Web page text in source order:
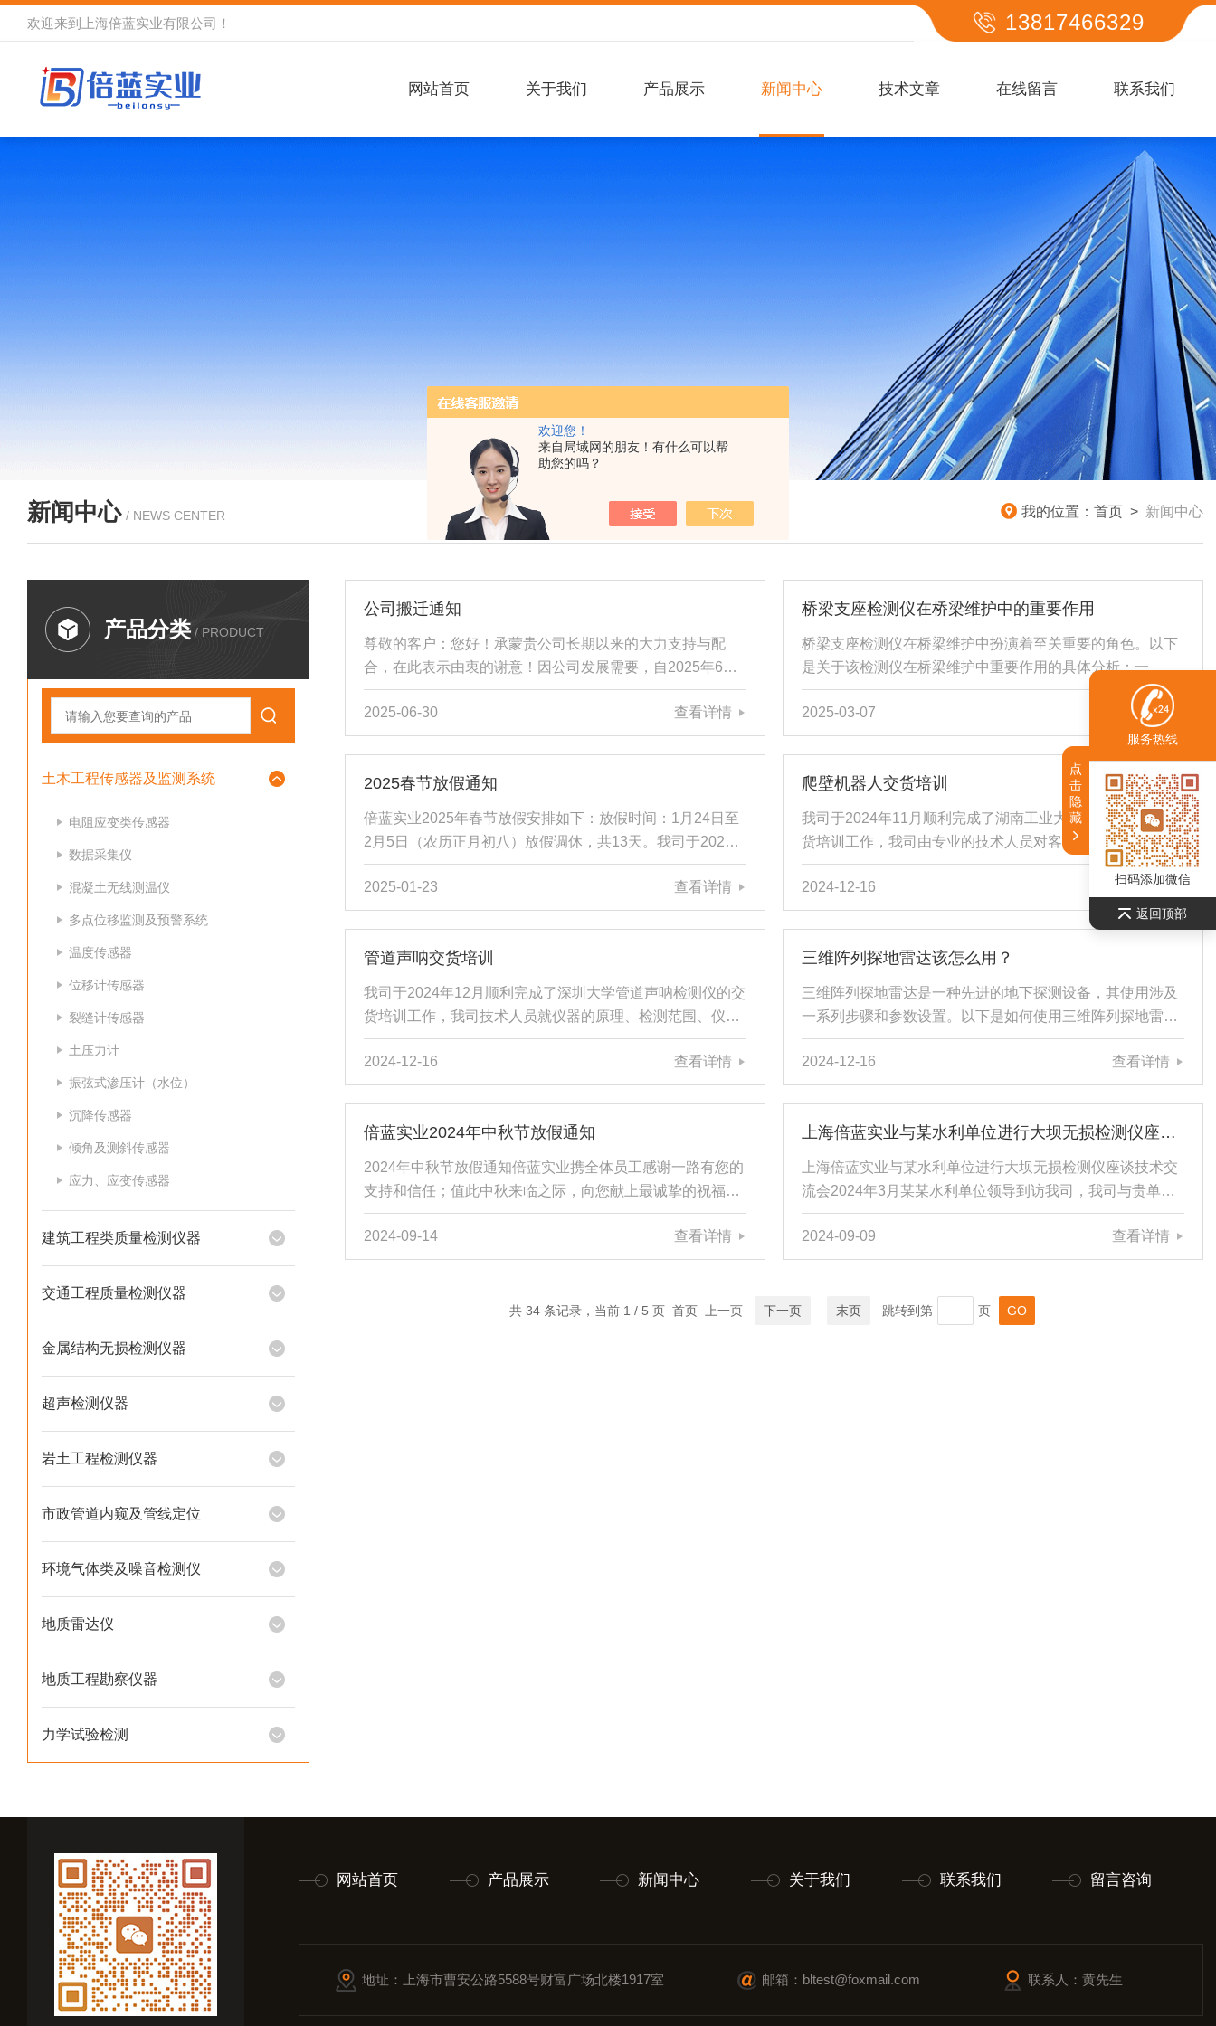
欢迎您！
来自局域网的朋友！有什么可以帮
助您的吗？
欢迎来到 上海倍蓝实业有限公司 ！ 13817466329
网站首页 关于我们 产品展示 新闻中心 技术文章 在线留言 联系我们
新闻中心 / NEWS CENTER 我的位置： 首页 > 新闻中心
产品分类 / PRODUCT
土木工程传感器及监测系统
电阻应变类传感器
数据采集仪
混凝土无线测温仪
多点位移监测及预警系统
温度传感器
位移计传感器
裂缝计传感器
土压力计
振弦式渗压计（水位）
沉降传感器
倾角及测斜传感器
应力、应变传感器
建筑工程类质量检测仪器
交通工程质量检测仪器
金属结构无损检测仪器
超声检测仪器
岩土工程检测仪器
市政管道内窥及管线定位
环境气体类及噪音检测仪
地质雷达仪
地质工程勘察仪器
力学试验检测
公司搬迁通知
尊敬的客户：您好！承蒙贵公司长期以来的大力支持与配
合，在此表示由衷的谢意！因公司发展需要，自2025年6月
30日起，上海倍蓝实业有限公司将搬迁至新的办公地址。新
的办公地址为：上海市嘉定区曹安公路5588号财富广场北楼
1917室如因公司搬迁给您与贵公司带来的不便，我们深表歉
司2025年6月30日公司简介上海倍蓝实业有限公司致力于土
木工程类检测、监测设备，市政管道内窥、定位类设备及工
业工程类检测设备的生产商及代理商，并提供土木...
2025-06-30 查看详情
桥梁支座检测仪在桥梁维护中的重要作用
桥梁支座检测仪在桥梁维护中扮演着至关重要的角色。以下
是关于该检测仪在桥梁维护中重要作用的具体分析：一、确
保桥梁安全稳定桥梁支座作为桥梁结构的关键组成部分，承
担着连接桥梁与桥墩、传递荷载的重要功能。一旦支座出现
问题，如脱空、变形或损坏，将直接影响桥梁的整体稳定性
和安全性。桥梁支座检测仪能够精准地检测支座的状况，及
时发现潜在的安全隐患，为桥梁的维护提供有力的数据支
持，从而确保桥梁的安全稳定运行。二、提高维护效率与准
确性传统的桥梁支座检查方法往往依赖于人工观察和经验判
2025-03-07 查看详情
2025春节放假通知
倍蓝实业2025年春节放假安排如下：放假时间：1月24日至
2月5日（农历正月初八）放假调休，共13天。我司于2025
年2月6日（正月初九）正式开工。请大家提前安排好工作和
生活，注意假期安全，度过一个欢乐、祥和的春节。感谢您
一直以来对我们的支持与信任。祝各位在2025年生意兴隆通
作更加紧密，共创美好未来。放假期间如有需要可联系我
司，电话保持畅通！希望倍蓝实业能为您提供优质的产品及
良好的服务。上海倍蓝实业有限公司2025年01月...
2025-01-23 查看详情
爬壁机器人交货培训
我司于2024年11月顺利完成了湖南工业大学爬壁机器人的交
货培训工作，我司由专业的技术人员对客户进行了爬壁机器
人的培训；培训内容包括仪器的原理、检测范围、仪器操作
步骤及现场操作注意事项对客户进行了培训；从机器人的基
本操作到高级功能的产品知识和客户进行了交流，确保每位
骤；并进行了模拟培训，每位参加培训的技术人员均进行了
实操；为后续的实践教学及科研活动打下了坚实的基础；在
客户的积极配合下，顺利的完成了爬壁机器人的交货培训工
2024-12-16 查看详情
管道声呐交货培训
我司于2024年12月顺利完成了深圳大学管道声呐检测仪的交
货培训工作，我司技术人员就仪器的原理、检测范围、仪器
操作步骤及现场操作注意事项对客户进行了培训；并进行了
模拟培训，每位参加培训的技术人员均进行了实操；在客户
的积极配合下，顺利的完成了管道声呐检测仪的交货培训工
盘、主控单元、管道声纳检测成像分析软件四部分构成。其
采用声纳成像技术，将水下扫描单元（声纳头）置于管道内
部的水下（满管、半管均可），采用爬行器或人工拖拽的方
2024-12-16 查看详情
三维阵列探地雷达该怎么用？
三维阵列探地雷达是一种先进的地下探测设备，其使用涉及
一系列步骤和参数设置。以下是如何使用三维阵列探地雷达
的详细步骤：一、准备工作1.设备检查：确保探地雷达主
机、天线、电池、光纤、以太网线等配件齐全且完好无损。
2.电池安装：将电池正确安装到主机和天线上，确保电量充
线与主机和计算机相连。二、开机与软件运行1.打开电源：
打开主机和天线上的电源开关。2.运行软件：在计算机上运
行与探地雷达配套的软件（如“Groundvision2”...
2024-12-16 查看详情
倍蓝实业2024年中秋节放假通知
2024年中秋节放假通知倍蓝实业携全体员工感谢一路有您的
支持和信任；值此中秋来临之际，向您献上最诚挚的祝福！
祝所有同事、供应商和客户朋友们中秋节快乐，月圆人圆事
事圆，人顺心顺事事顺，月光所至，万事如意！同时根据国
家2024年中秋节假期安排及结合我司实际情况，我司24年中
2024年9月15日-9月17日，共3天。9月18日(周三)正常上
2024-09-14 查看详情
上海倍蓝实业与某水利单位进行大坝无损检测仪座谈技术交流会
上海倍蓝实业与某水利单位进行大坝无损检测仪座谈技术交
流会2024年3月某某水利单位领导到访我司，我司与贵单位
领导顺利进行了关于混凝土内部缺陷检测方法的座谈技术交
流；双方领导及技术代表共同探讨关于水利工程混凝土结构
的内部无损检测的方法；图1：技术交流中座谈技术交流会
三维超声扫描成像仪、IES扫描式冲击回波测试系统、地质
2024-09-09 查看详情
共 34 条记录，当前 1 / 5 页 首页 上一页 下一页 末页 跳转到第 页
网站首页 产品展示 新闻中心 关于我们 联系我们 留言咨询
地址：上海市曹安公路5588号财富广场北楼1917室 邮箱：bltest@foxmail.com 联系人：黄先生
服务热线
扫码添加微信
返回顶部
点
击
隐
藏